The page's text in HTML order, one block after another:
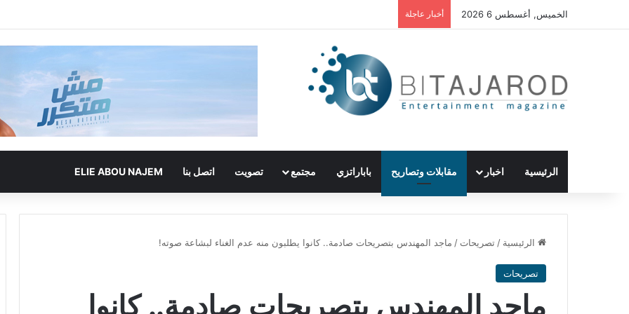
الخميس, أغسطس 6 2026 أخبار عاجلة
الرئيسية اخبار مقابلات وتصاريح باباراتزي مجتمع تصويت اتصل بنا ELIE ABOU NAJEM
الرئيسية / تصريحات / ماجد المهندس بتصريحات صادمة.. كانوا يطلبون منه عدم الغناء لبشاعة صوته!
تصريحات
ماجد المهندس بتصريحات صادمة.. كانوا